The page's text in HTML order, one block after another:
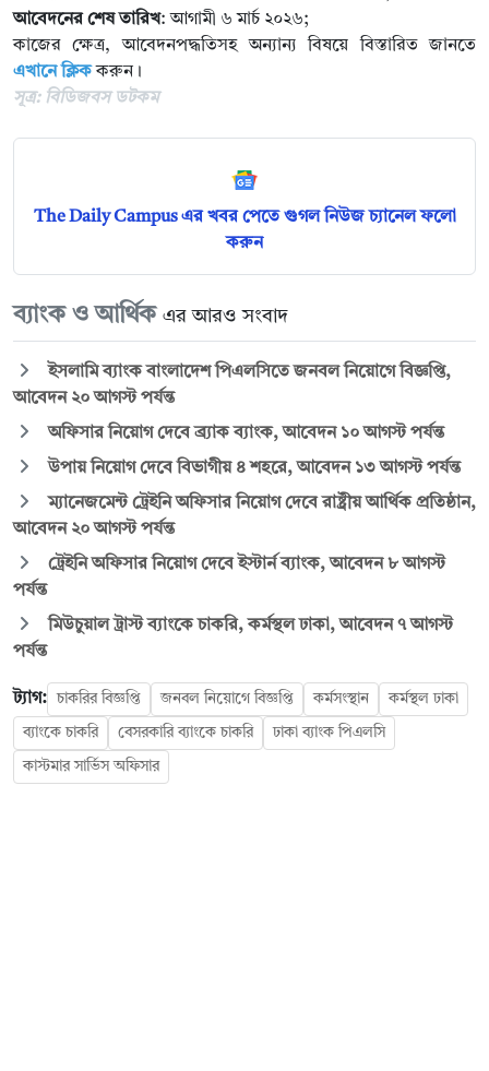
আবেদনের শেষ তারিখ: আগামী ৬ মার্চ ২০২৬;
কাজের ক্ষেত্র, আবেদনপদ্ধতিসহ অন্যান্য বিষয়ে বিস্তারিত জানতে
এখানে ক্লিককরুন।
সূত্র: বিডিজবস ডটকম
The Daily Campus এর খবর পেতে গুগল নিউজ চ্যানেল ফলো
করুন
ব্যাংক ও আর্থিক এর আরও সংবাদ
ইসলামি ব্যাংক বাংলাদেশ পিএলসিতে জনবল নিয়োগে বিজ্ঞপ্তি,
আবেদন ২০ আগস্ট পর্যন্ত
অফিসার নিয়োগ দেবে ব্র্যাক ব্যাংক, আবেদন ১০ আগস্ট পর্যন্ত
উপায় নিয়োগ দেবে বিভাগীয় ৪ শহরে, আবেদন ১৩ আগস্ট পর্যন্ত
ম্যানেজমেন্ট ট্রেইনি অফিসার নিয়োগ দেবে রাষ্ট্রীয় আর্থিক প্রতিষ্ঠান,
আবেদন ২০ আগস্ট পর্যন্ত
ট্রেইনি অফিসার নিয়োগ দেবে ইস্টার্ন ব্যাংক, আবেদন ৮ আগস্ট
পর্যন্ত
মিউচুয়াল ট্রাস্ট ব্যাংকে চাকরি, কর্মস্থল ঢাকা, আবেদন ৭ আগস্ট
পর্যন্ত
ট্যাগ: চাকরির বিজ্ঞপ্তি জনবল নিয়োগে বিজ্ঞপ্তি কর্মসংস্থান কর্মস্থল ঢাকা
ব্যাংকে চাকরি বেসরকারি ব্যাংকে চাকরি ঢাকা ব্যাংক পিএলসি
কাস্টমার সার্ভিস অফিসার